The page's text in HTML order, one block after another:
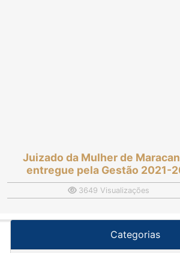
Juizado da Mulher de
entregue pela Gestão 2021-
3649 Visualizações
Categorias